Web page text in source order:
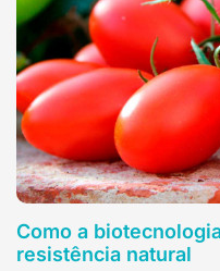
Como a
resistência natural